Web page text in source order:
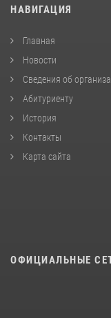
НАВИГАЦИЯ
Главная
Новости
Сведения об
Абитуриенту
История
Контакты
Карта сайта
ОФИЦИАЛЬНЫЕ